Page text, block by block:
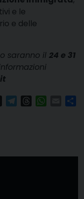
e le
e delle
saranno il 24 e 31
Telegram
Threads Email